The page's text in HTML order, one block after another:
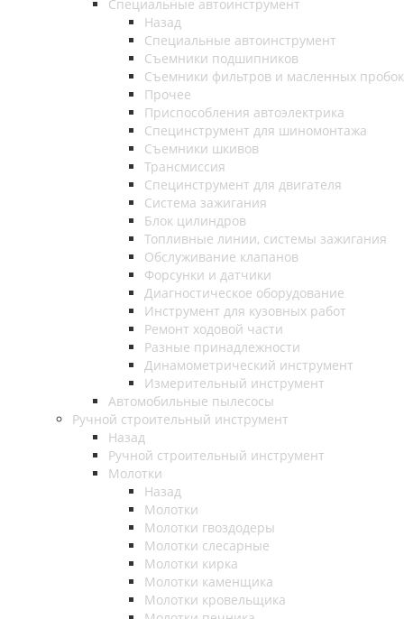
Специальные автоинструмент
Назад
Специальные автоинструмент
Съемники подшипников
Съемники фильтров и масленных пробок
Прочее
Приспособления автоэлектрика
Специнструмент для шиномонтажа
Съемники шкивов
Трансмиссия
Специнструмент для двигателя
Система зажигания
Блок цилиндров
Топливные линии, системы зажигания
Обслуживание клапанов
Форсунки и датчики
Диагностическое оборудование
Инструмент для кузовных работ
Ремонт ходовой части
Разные принадлежности
Динамометрический инструмент
Измерительный инструмент
Автомобильные пылесосы
Ручной строительный инструмент
Назад
Ручной строительный инструмент
Молотки
Назад
Молотки
Молотки гвоздодеры
Молотки слесарные
Молотки кирка
Молотки каменщика
Молотки кровельщика